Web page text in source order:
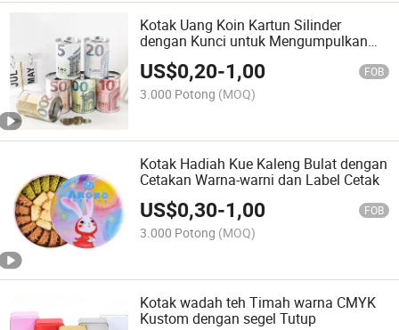
Kotak Uang Koin Kartun Silinder
dengan Kunci untuk Mengumpulkan
Uang Piggy Bank
US$0,20-1,00 FOB
3.000 Potong (MOQ)
Kotak Hadiah Kue Kaleng Bulat dengan
Cetakan Warna-warni dan Label Cetak
US$0,30-1,00 FOB
3.000 Potong (MOQ)
Kotak wadah teh Timah warna CMYK
Kustom dengan segel Tutup